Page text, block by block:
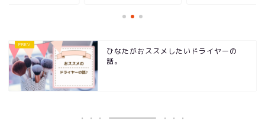
ひなたがおススメしたいドライヤーの
話。